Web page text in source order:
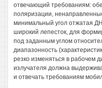
отвечающий требованиям:
поляризации,
минимальный угол отжатая ДН
широкий лепесток, для
под заданным углом
диапазонность
резко изменяться в рабочем
излучателя должна
и отвечать требованиям